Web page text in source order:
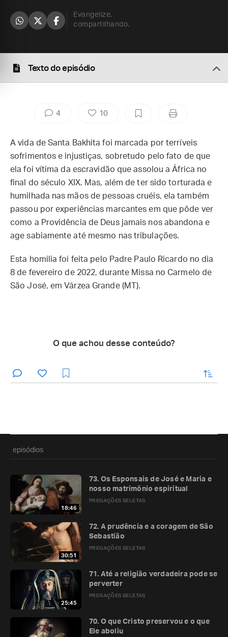
Evangelize,
compartilhando.
Texto do episódio
4 10
A vida de Santa Bakhita foi marcada por terríveis
sofrimentos e injustiças, sobretudo pelo fato de que
ela foi vítima da escravidão que assolou a África no
final do século XIX. Mas, além de ter sido torturada e
humilhada nas mãos de pessoas cruéis, ela também
passou por experiências marcantes em que pôde ver
como a Providência de Deus jamais nos abandona e
age sabiamente até mesmo nas tribulações.
Esta homilia foi feita pelo Padre Paulo Ricardo no dia
8 de fevereiro de 2022, durante Missa no Carmelo de
São José, em Várzea Grande (MT).
O que achou desse conteúdo?
enviar
episódios
18:46
PREGAÇÕES SELETAS
73. Os Esponsais de José e Maria e
nosso matrimônio espiritual
30:51
PREGAÇÕES SELETAS
72. A prudência e a coragem de São
Sebastião
25:45
PREGAÇÕES SELETAS
71. Até a religião verdadeira pode se
perverter
70. O que Cristo preservou e o que
Ele aboliu